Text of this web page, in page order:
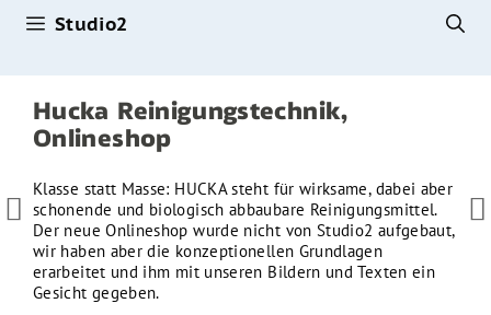
Studio2
Hucka Reinigungstechnik,
Onlineshop
 
Klasse statt Masse: HUCKA steht für wirksame, dabei aber
schonende und biologisch abbau­bare Reinigungsmittel.
Der neue Onlineshop wurde nicht von Studio2 aufgebaut,
wir haben aber die konzeptionellen Grundlagen
erarbeitet und ihm mit unseren Bildern und Texten ein
Gesicht gegeben.